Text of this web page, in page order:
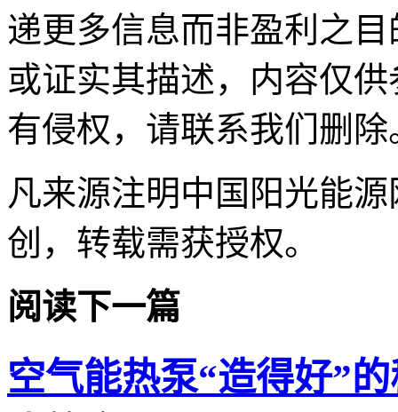
递更多信息而非盈利之
或证实其描述，内容仅
有侵权，请联系我们删除
凡来源注明中国阳光能
创，转载需获授权。
阅读下一篇
空气能热泵“造得好”